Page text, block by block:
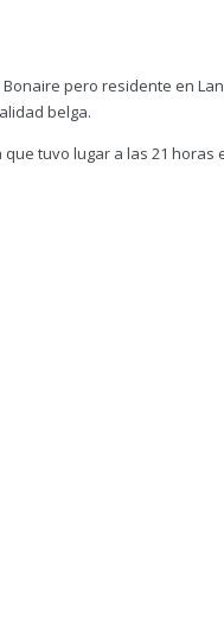
pero residente en
belga.
tuvo lugar a las 21 horas